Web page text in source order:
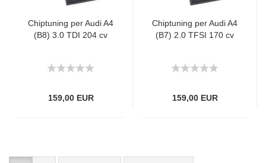
Chiptuning per Audi A4
(B8) 3.0 TDI 204 cv
159,00 EUR
Chiptuning per Audi A4
(B7) 2.0 TFSI 170 cv
159,00 EUR